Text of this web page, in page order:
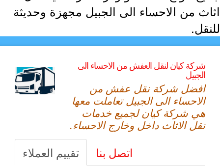
من الاحساء الى الجبيل مجهزة وحديثة
شركة كيان لنقل العفش من الاحساء الى
الجبيل
افضل شركة نقل عفش من
الاحساء الى الجبيل تعاملت معها
هي شركة كيان لجميع خدمات
نقل الاثاث داخل وخارج الاحساء.
تقييم العملاء
اتصل بنا